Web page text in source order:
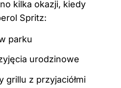
kilka okazji, kiedy
Spritz:
parku
urodzinowe
grillu z przyjaciółmi